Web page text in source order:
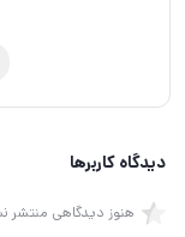
دیدگاه کاربرها
هنوز دیدگاهی منتشر